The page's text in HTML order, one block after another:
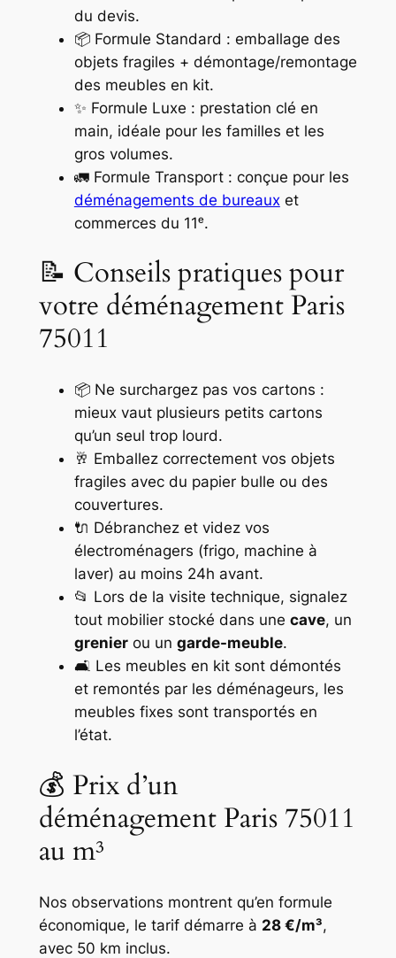
du devis.
📦 Formule Standard : emballage des
objets fragiles + démontage/remontage
des meubles en kit.
✨ Formule Luxe : prestation clé en
main, idéale pour les familles et les
gros volumes.
🚛 Formule Transport : conçue pour les
déménagements de bureauxet
commerces du 11ᵉ.
📝 Conseils pratiques pour
votre déménagement Paris
75011
📦 Ne surchargez pas vos cartons :
mieux vaut plusieurs petits cartons
qu’un seul trop lourd.
🥂 Emballez correctement vos objets
fragiles avec du papier bulle ou des
couvertures.
🔌 Débranchez et videz vos
électroménagers (frigo, machine à
laver) au moins 24h avant.
📂 Lors de la visite technique, signalez
tout mobilier stocké dans une cave, un
grenierou un garde-meuble.
🛋️ Les meubles en kit sont démontés
et remontés par les déménageurs, les
meubles fixes sont transportés en
l’état.
💰 Prix d’un
déménagement Paris 75011
au m³
Nos observations montrent qu’en formule
économique, le tarif démarre à 28 €/m³,
avec 50 km inclus.